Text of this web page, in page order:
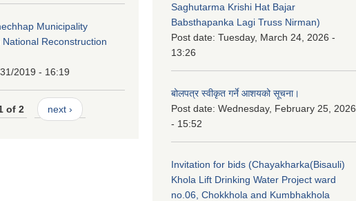
Municipality
Reconstruction
2019 - 16:19
of 2 next ›
Saghutarma Krishi Hat Bajar
Babsthapanka Lagi Truss Nirman)
Post date: Tuesday, March 24, 2026 -
13:26
बोलपत्र स्वीकृत गर्ने आशयको सूचना।
Post date: Wednesday, February 25, 2026
- 15:52
Invitation for bids (Chayakharka(Bisauli)
Khola Lift Drinking Water Project ward
no.06, Chokkhola and Kumbhakhola